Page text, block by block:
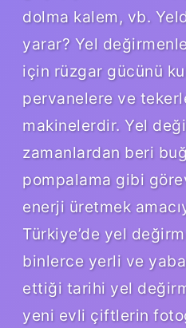
dolma kalem, vb.
yarar? Yel
için rüzgar gücünü
pervanelere ve
makinelerdir. Yel
zamanlardan beri
pompalama gibi
enerji üretmek
Türkiye’de yel
binlerce yerli ve
ettiği tarihi yel
yeni evli çiftlerin